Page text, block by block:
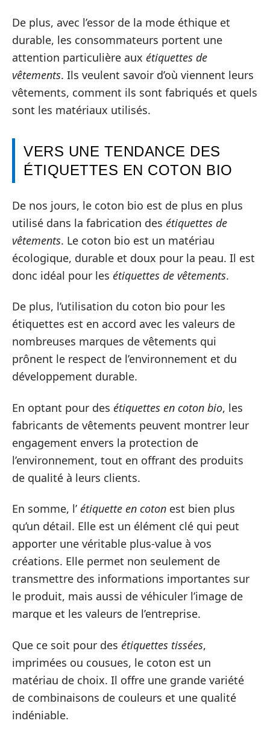
De plus, avec l’essor de la mode éthique et
durable, les consommateurs portent une
attention particulière aux étiquettes de
vêtements. Ils veulent savoir d’où viennent leurs
vêtements, comment ils sont fabriqués et quels
sont les matériaux utilisés.
VERS UNE TENDANCE DES
ÉTIQUETTES EN COTON BIO
De nos jours, le coton bio est de plus en plus
utilisé dans la fabrication des étiquettes de
vêtements. Le coton bio est un matériau
écologique, durable et doux pour la peau. Il est
donc idéal pour les étiquettes de vêtements.
De plus, l’utilisation du coton bio pour les
étiquettes est en accord avec les valeurs de
nombreuses marques de vêtements qui
prônent le respect de l’environnement et du
développement durable.
En optant pour des étiquettes en coton bio, les
fabricants de vêtements peuvent montrer leur
engagement envers la protection de
l’environnement, tout en offrant des produits
de qualité à leurs clients.
En somme, l’ étiquette en coton est bien plus
qu’un détail. Elle est un élément clé qui peut
apporter une véritable plus-value à vos
créations. Elle permet non seulement de
transmettre des informations importantes sur
le produit, mais aussi de véhiculer l’image de
marque et les valeurs de l’entreprise.
Que ce soit pour des étiquettes tissées,
imprimées ou cousues, le coton est un
matériau de choix. Il offre une grande variété
de combinaisons de couleurs et une qualité
indéniable.